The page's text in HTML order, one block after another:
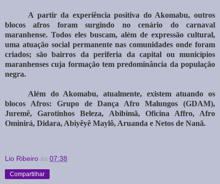
A partir da experiência positiva do Akomabu, outros
blocos afros foram surgindo no cenário do carnaval
maranhense. Todos eles buscam, além de expressão cultural,
uma atuação social permanente nas comunidades onde foram
criados; são bairros da periferia da capital ou municípios
maranhenses cuja formação tem predominância da população
negra.
Além do Akomabu, atualmente, existem atuando os
blocos Afros: Grupo de Dança Afro Malungos (GDAM),
Juremê, Garotinhos Beleza, Abibimã, Oficina Affro, Afro
Ominirá, Didara, Abiyêyê Maylô, Aruanda e Netos de Nanã.
Lio Ribeiro às 07:38
Compartilhar